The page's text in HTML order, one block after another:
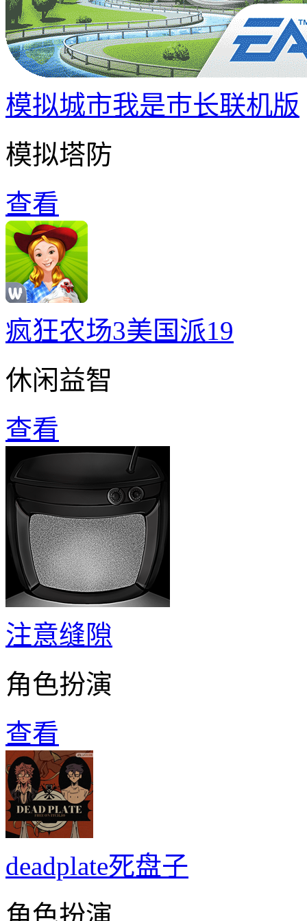
模拟城市我是巿长联机版
模拟塔防
查看
疯狂农场3美国派19
休闲益智
查看
注意缝隙
角色扮演
查看
deadplate死盘子